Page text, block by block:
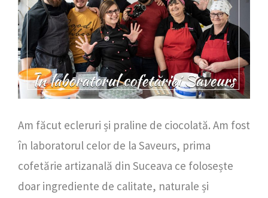
Am făcut ecleruri și praline de ciocolată. Am fost
în laboratorul celor de la Saveurs, prima
cofetărie artizanală din Suceava ce folosește
doar ingrediente de calitate, naturale și